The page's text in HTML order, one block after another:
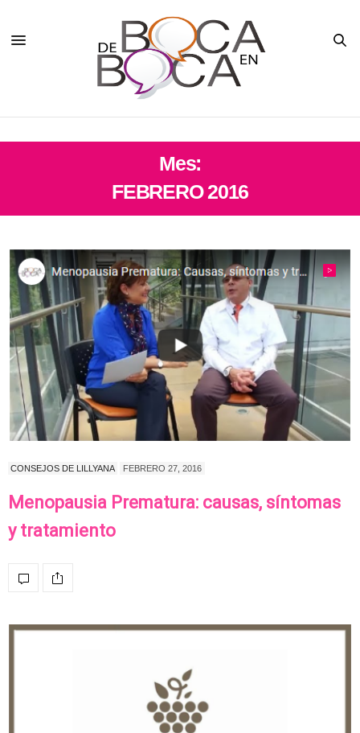
Mes:
FEBRERO 2016
CONSEJOS DE LILLYANA FEBRERO 27, 2016
Menopausia Prematura: causas, síntomas
y tratamiento